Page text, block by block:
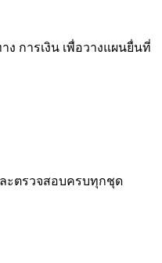
ง การเงิน เพื่อวางแผนยื่นที่
ะตรวจสอบครบทุกชุด